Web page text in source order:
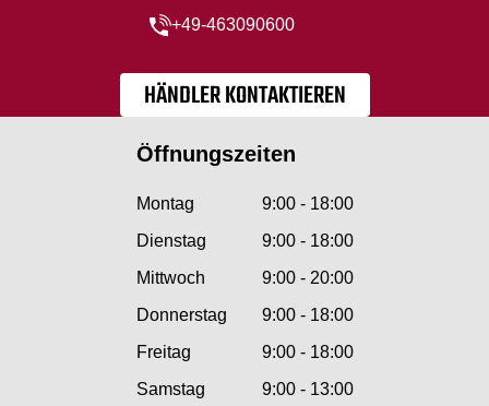
+49-463090600
HÄNDLER KONTAKTIEREN
Öffnungszeiten
Montag
9:00 - 18:00
Dienstag
9:00 - 18:00
Mittwoch
9:00 - 20:00
Donnerstag
9:00 - 18:00
Freitag
9:00 - 18:00
Samstag
9:00 - 13:00